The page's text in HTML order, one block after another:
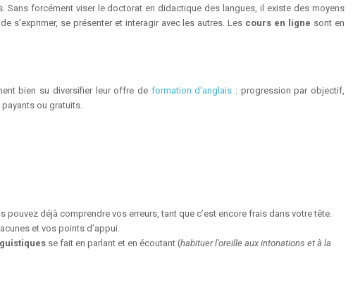
Sans forcément viser le doctorat en didactique des langues, il existe des moyens
s’exprimer, se présenter et interagir avec les autres. Les cours en ligne sont en
bien su diversifier leur offre de formation d’anglais : progression par objectif,
ou gratuits.
déjà comprendre vos erreurs, tant que c’est encore frais dans votre tête.
et vos points d’appui.
se fait en parlant et en écoutant (habituer l’oreille aux intonations et à la